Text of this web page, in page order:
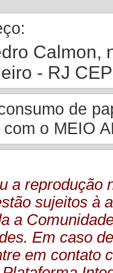
Calmon,
- RJ
de
o MEIO
a reprodução
sujeitos à
a
Em caso
em contato